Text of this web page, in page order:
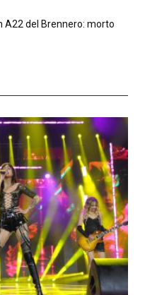
A22 del Brennero: morto